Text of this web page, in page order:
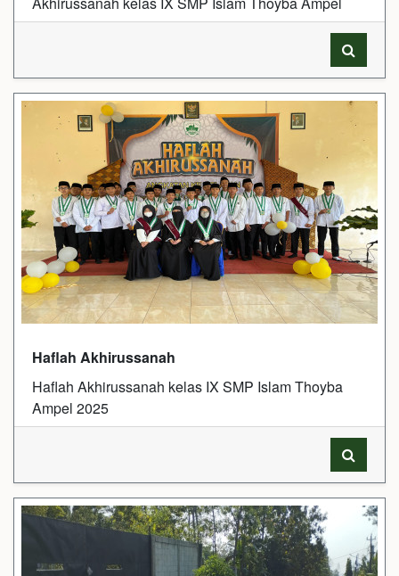
Haflah Akhirussanah
Haflah Akhirussanah kelas IX SMP Islam Thoyba
Ampel 2025